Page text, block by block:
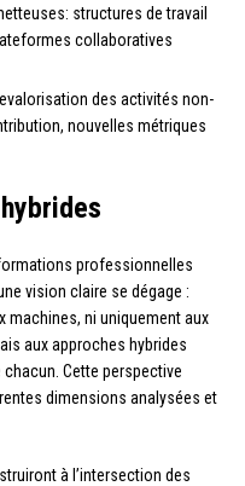
structures de travail
collaboratives
des activités non-
nouvelles métriques
professionnelles
vision claire se dégage :
machines, ni uniquement aux
aux approches hybrides
Cette perspective
dimensions analysées et
à l’intersection des